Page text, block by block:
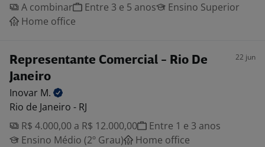
A combinar
Entre 3 e 5 anos
Ensino Superior
Home office
Representante Comercial - Rio De
Janeiro
22 jun
Inovar M.
Rio de Janeiro - RJ
R$ 4.000,00 a R$ 12.000,00
Entre 1 e 3 anos
Ensino Médio (2º Grau)
Home office